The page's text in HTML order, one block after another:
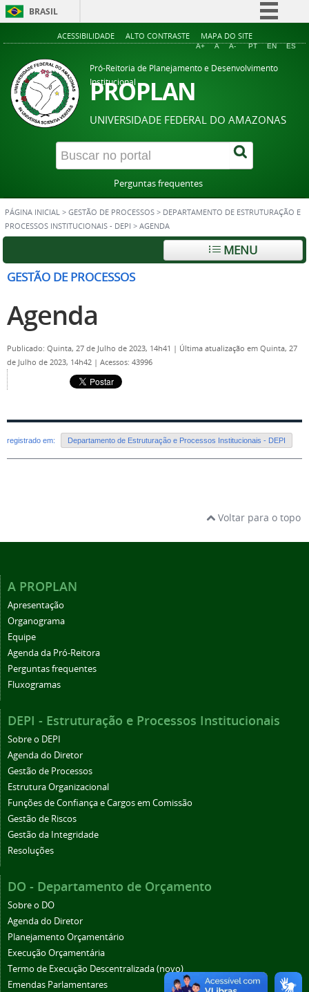
BRASIL
Simplifique!
Acesso à informação
Legislação
Canais
ACESSIBILIDADE ALTO CONTRASTE MAPA DO SITE
A+ A A- PT EN ES
Pró-Reitoria de Planejamento e Desenvolvimento
Institucional
PROPLAN
UNIVERSIDADE FEDERAL DO AMAZONAS
Perguntas frequentes
PÁGINA INICIAL > GESTÃO DE PROCESSOS > DEPARTAMENTO DE ESTRUTURAÇÃO E
PROCESSOS INSTITUCIONAIS - DEPI > AGENDA
MENU
GESTÃO DE PROCESSOS
Agenda
Publicado: Quinta, 27 de Julho de 2023, 14h41 | Última atualização em Quinta, 27
de Julho de 2023, 14h42 | Acessos: 43996
registrado em: Departamento de Estruturação e Processos Institucionais - DEPI
Voltar para o topo
A PROPLAN
Apresentação
Organograma
Equipe
Agenda da Pró-Reitora
Perguntas frequentes
Fluxogramas
DEPI - Estruturação e Processos Institucionais
Sobre o DEPI
Agenda do Diretor
Gestão de Processos
Estrutura Organizacional
Funções de Confiança e Cargos em Comissão
Gestão de Riscos
Gestão da Integridade
Resoluções
DO - Departamento de Orçamento
Sobre o DO
Agenda do Diretor
Planejamento Orçamentário
Execução Orçamentária
Termo de Execução Descentralizada (novo)
Emendas Parlamentares